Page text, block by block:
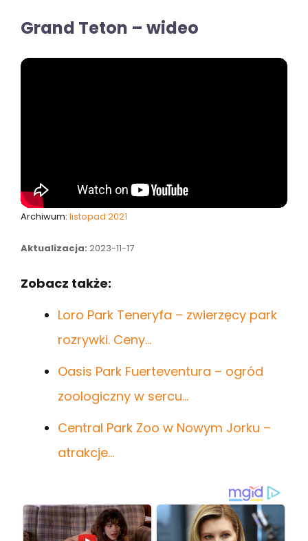
Grand Teton – wideo
Archiwum: listopad 2021
Aktualizacja: 2023-11-17
Zobacz także:
Loro Park Teneryfa – zwierzęcy park
rozrywki. Ceny…
Oasis Park Fuerteventura – ogród
zoologiczny w sercu…
Central Park Zoo w Nowym Jorku –
atrakcje…